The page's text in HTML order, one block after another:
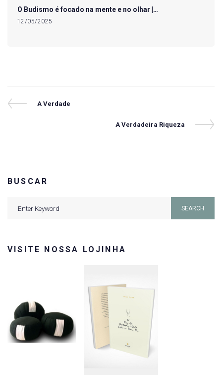
O Budismo é focado na mente e no olhar |…
12/05/2025
Navegação
Previous
A Verdade
Next
A Verdadeira Riqueza
BUSCAR
SEARCH
VISITE NOSSA LOJINHA